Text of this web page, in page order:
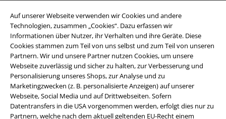
Auf unserer Webseite verwenden wir Cookies und andere
Technologien, zusammen „Cookies“. Dazu erfassen wir
Informationen über Nutzer, ihr Verhalten und ihre Geräte. Diese
Cookies stammen zum Teil von uns selbst und zum Teil von unseren
Partnern. Wir und unsere Partner nutzen Cookies, um unsere
Webseite zuverlässig und sicher zu halten, zur Verbesserung und
Personalisierung unseres Shops, zur Analyse und zu
Marketingzwecken (z. B. personalisierte Anzeigen) auf unserer
Webseite, Social Media und auf Drittwebseiten. Sofern
Datentransfers in die USA vorgenommen werden, erfolgt dies nur zu
Partnern, welche nach dem aktuell geltenden EU-Recht einem
Rechtliches
AGB